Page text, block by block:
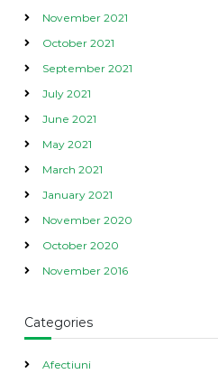
November 2021
October 2021
September 2021
July 2021
June 2021
May 2021
March 2021
January 2021
November 2020
October 2020
November 2016
Categories
Afectiuni